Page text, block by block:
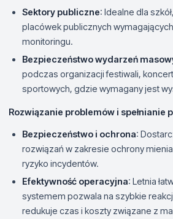
Sektory publiczne: Idealne dla
placówek publicznych
monitoringu.
Bezpieczeństwo wydarzeń
podczas organizacji festiwali,
sportowych, gdzie wymagany jest
Rozwiązanie problemów i spełnianie
Bezpieczeństwo i ochrona:
rozwiązań w zakresie ochrony
ryzyko incydentów.
Efektywność operacyjna: Letnia
systemem pozwala na szybkie
redukuje czas i koszty związane z